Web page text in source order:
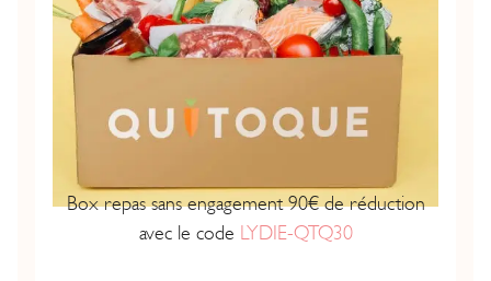
Box repas sans engagement 90€ de réduction
avec le code LYDIE-QTQ30